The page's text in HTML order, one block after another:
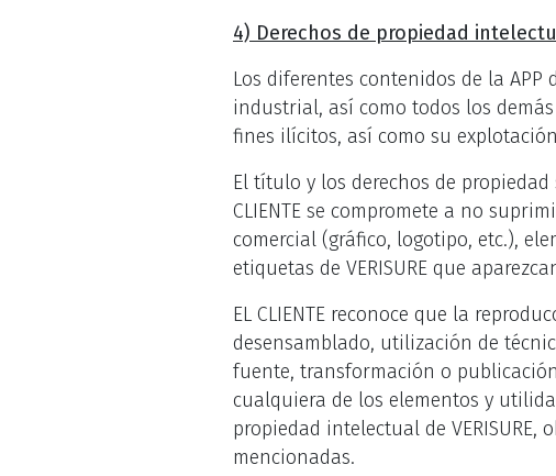
4) Derechos de propiedad
Los diferentes contenidos de la APP
industrial, así como todos los
fines ilícitos, así como su
El título y los derechos de propiedad
CLIENTE se compromete a no
comercial (gráfico, logotipo, etc.),
etiquetas de VERISURE que
EL CLIENTE reconoce que la
desensamblado, utilización de
fuente, transformación o
cualquiera de los elementos y
propiedad intelectual de
mencionadas.